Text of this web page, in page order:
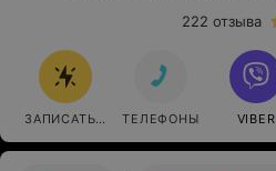
222 отзыва
ЗАПИСАТЬСЯ ОНЛАЙН
ТЕЛЕФОНЫ VIBER